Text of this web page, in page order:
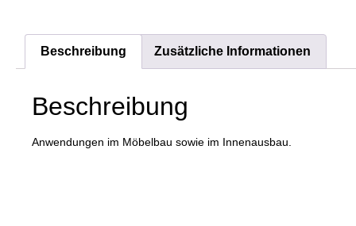
Beschreibung Zusätzliche Informationen
Beschreibung
Anwendungen im Möbelbau sowie im Innenausbau.